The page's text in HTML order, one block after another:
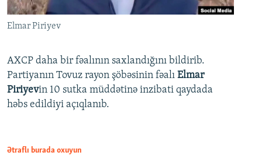
Elmar Piriyev
AXCP daha bir fəalının saxlandığını bildirib.
Partiyanın Tovuz rayon şöbəsinin fəalı Elmar
Piriyevin 10 sutka müddətinə inzibati qaydada
həbs edildiyi açıqlanıb.
Ətraflı burada oxuyun